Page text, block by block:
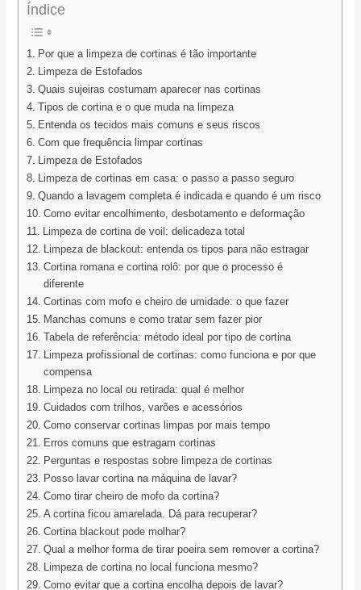
Índice
Por que a limpeza de cortinas é tão importante
Limpeza de Estofados
Quais sujeiras costumam aparecer nas cortinas
Tipos de cortina e o que muda na limpeza
Entenda os tecidos mais comuns e seus riscos
Com que frequência limpar cortinas
Limpeza de Estofados
Limpeza de cortinas em casa: o passo a passo seguro
Quando a lavagem completa é indicada e quando é um risco
Como evitar encolhimento, desbotamento e deformação
Limpeza de cortina de voil: delicadeza total
Limpeza de blackout: entenda os tipos para não estragar
Cortina romana e cortina rolô: por que o processo é
diferente
Cortinas com mofo e cheiro de umidade: o que fazer
Manchas comuns e como tratar sem fazer pior
Tabela de referência: método ideal por tipo de cortina
Limpeza profissional de cortinas: como funciona e por que
compensa
Limpeza no local ou retirada: qual é melhor
Cuidados com trilhos, varões e acessórios
Como conservar cortinas limpas por mais tempo
Erros comuns que estragam cortinas
Perguntas e respostas sobre limpeza de cortinas
Posso lavar cortina na máquina de lavar?
Como tirar cheiro de mofo da cortina?
A cortina ficou amarelada. Dá para recuperar?
Cortina blackout pode molhar?
Qual a melhor forma de tirar poeira sem remover a cortina?
Limpeza de cortina no local funciona mesmo?
Como evitar que a cortina encolha depois de lavar?